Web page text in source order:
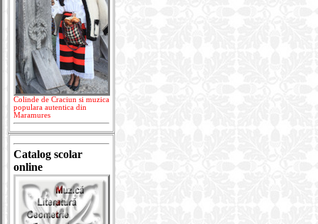
Colinde de Craciun si muzica
populara autentica din
Maramures
Catalog scolar
online